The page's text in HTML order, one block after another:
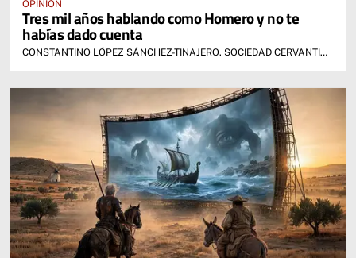
OPINIÓN
Tres mil años hablando como Homero y no te
habías dado cuenta
CONSTANTINO LÓPEZ SÁNCHEZ-TINAJERO. SOCIEDAD CERVANTINA DE ALCÁZAR DE SAN JUAN